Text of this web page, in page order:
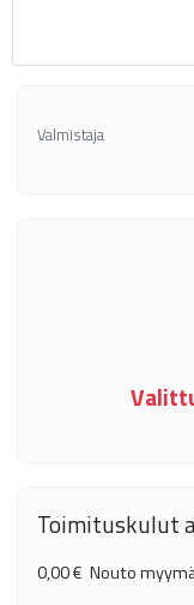
Valmistaja
Toimituskulut
0,00 € Nouto